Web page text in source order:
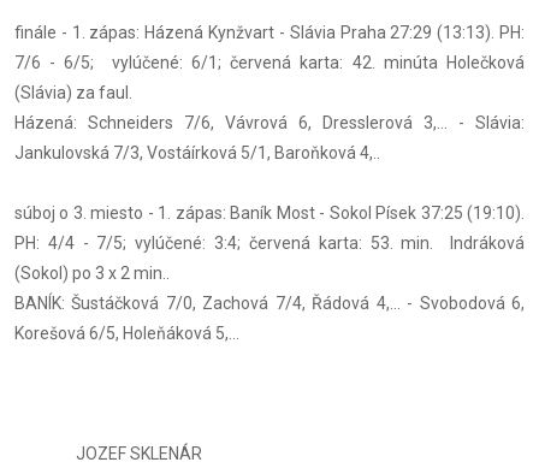
finále - 1. zápas: Házená Kynžvart - Slávia Praha 27:29 (13:13). PH:
7/6 - 6/5; vylúčené: 6/1; červená karta: 42. minúta Holečková
(Slávia) za faul.
Házená: Schneiders 7/6, Vávrová 6, Dresslerová 3,... - Slávia:
Jankulovská 7/3, Vostáírková 5/1, Baroňková 4,..
súboj o 3. miesto - 1. zápas: Baník Most - Sokol Písek 37:25 (19:10).
PH: 4/4 - 7/5; vylúčené: 3:4; červená karta: 53. min. Indráková
(Sokol) po 3 x 2 min..
BANÍK: Šustáčková 7/0, Zachová 7/4, Řádová 4,... - Svobodová 6,
Korešová 6/5, Holeňáková 5,...
JOZEF SKLENÁR